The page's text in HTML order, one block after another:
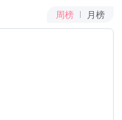
周榜 月榜